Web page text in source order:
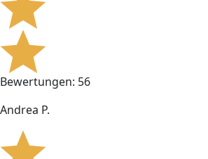
Bewertungen: 56
Andrea P.